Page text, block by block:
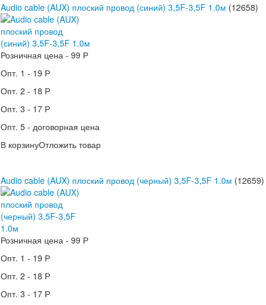
Audio cable (AUX) плоский провод (синий) 3,5F-3,5F 1.0м (12658)
Розничная цена - 99 Р
Опт. 1 - 19 Р
Опт. 2 - 18 Р
Опт. 3 - 17 Р
Опт. 5 - договорная цена
В корзинуОтложить товар
Audio cable (AUX) плоский провод (черный) 3,5F-3,5F 1.0м (12659)
Розничная цена - 99 Р
Опт. 1 - 19 Р
Опт. 2 - 18 Р
Опт. 3 - 17 Р